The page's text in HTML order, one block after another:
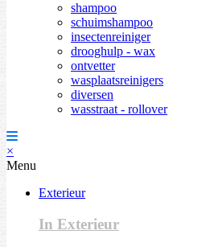
shampoo
schuimshampoo
insectenreiniger
drooghulp - wax
ontvetter
wasplaatsreinigers
diversen
wasstraat - rollover
×
Menu
Exterieur
In Exterieur